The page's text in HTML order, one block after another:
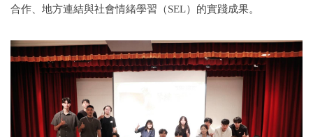
合作、地方連結與社會情緒學習（SEL）的實踐成果。